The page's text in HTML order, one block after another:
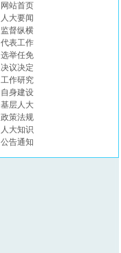
网站首页
人大要闻
监督纵横
代表工作
选举任免
决议决定
工作研究
自身建设
基层人大
政策法规
人大知识
公告通知